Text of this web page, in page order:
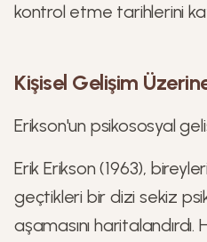
kontrol etme tarihlerini
Kişisel Gelişim
Erikson'un psikososyal
Erik Erikson (1963),
geçtikleri bir dizi sekiz
aşamasını